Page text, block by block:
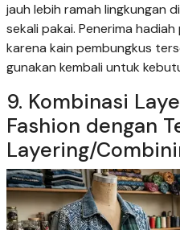
jauh lebih ramah lingkungan
sekali pakai. Penerima
karena kain pembungkus
gunakan kembali untuk
9. Kombinasi
Fashion dengan
Layering/